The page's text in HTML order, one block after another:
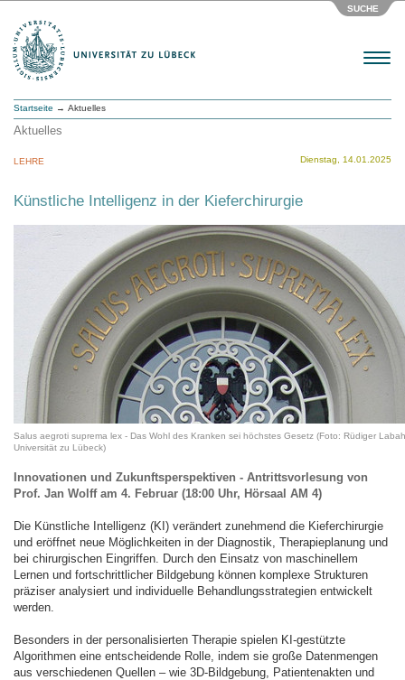
SUCHE
Menu
Startseite → Aktuelles
Aktuelles
Dienstag, 14.01.2025
LEHRE
Künstliche Intelligenz in der Kieferchirurgie
Salus aegroti suprema lex - Das Wohl des Kranken sei höchstes Gesetz (Foto: Rüdiger
Universität zu Lübeck)
Innovationen und Zukunftsperspektiven - Antrittsvorlesung von
Prof. Jan Wolff am 4. Februar (18:00 Uhr, Hörsaal AM 4)
Die Künstliche Intelligenz (KI) verändert zunehmend die Kieferchirurgie
und eröffnet neue Möglichkeiten in der Diagnostik, Therapieplanung und
bei chirurgischen Eingriffen. Durch den Einsatz von maschinellem
Lernen und fortschrittlicher Bildgebung können komplexe Strukturen
präziser analysiert und individuelle Behandlungsstrategien entwickelt
werden.
Besonders in der personalisierten Therapie spielen KI-gestützte
Algorithmen eine entscheidende Rolle, indem sie große Datenmengen
aus verschiedenen Quellen – wie 3D-Bildgebung, Patientenakten und